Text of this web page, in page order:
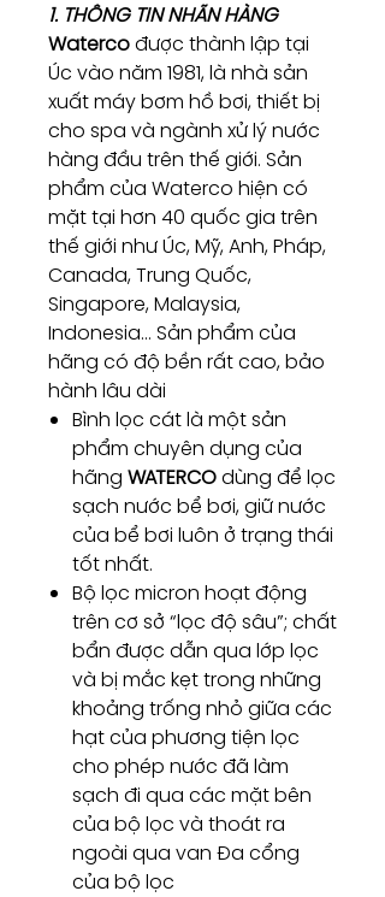
1. THÔNG TIN NHÃN HÀNG
Watercođược thành lập tại
Úc vào năm 1981, là nhà sản
xuất máy bơm hồ bơi, thiết bị
cho spa và ngành xử lý nước
hàng đầu trên thế giới. Sản
phẩm của Waterco hiện có
mặt tại hơn 40 quốc gia trên
thế giới như Úc, Mỹ, Anh, Pháp,
Canada, Trung Quốc,
Singapore, Malaysia,
Indonesia… Sản phẩm của
hãng có độ bền rất cao, bảo
hành lâu dài
Bình lọc cát là một sản
phẩm chuyên dụng của
hãng WATERCOdùng để lọc
sạch nước bể bơi, giữ nước
của bể bơi luôn ở trạng thái
tốt nhất.
Bộ lọc micron hoạt động
trên cơ sở “lọc độ sâu”; chất
bẩn được dẫn qua lớp lọc
và bị mắc kẹt trong những
khoảng trống nhỏ giữa các
hạt của phương tiện lọc
cho phép nước đã làm
sạch đi qua các mặt bên
của bộ lọc và thoát ra
ngoài qua van Đa cổng
của bộ lọc